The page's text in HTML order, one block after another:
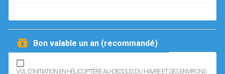
Bon valable un an (recommandé)
VOL D'INITIATION EN HÉLICOPTÈRE AU-DESSUS DU HAVRE ET SES ENVIRONS